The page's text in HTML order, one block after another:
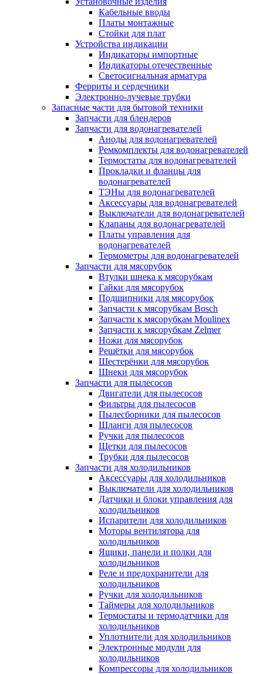
Кабельные вводы
Платы монтажные
Стойки для плат
Устройства индикации
Индикаторы импортные
Индикаторы отечественные
Светосигнальная арматура
Ферриты и сердечники
Электронно-лучевые трубки
Запасные части для бытовой техники
Запчасти для блендеров
Запчасти для водонагревателей
Аноды для водонагревателей
Ремкомплекты для водонагревателей
Термостаты для водонагревателей
Прокладки и фланцы для
водонагревателей
ТЭНы для водонагревателей
Аксессуары для водонагревателей
Выключатели для водонагревателей
Клапаны для водонагревателей
Платы управления для
водонагревателей
Термометры для водонагревателей
Запчасти для мясорубок
Втулки шнека к мясорубкам
Гайки для мясорубок
Подшипники для мясорубок
Запчасти к мясорубкам Bosch
Запчасти к мясорубкам Moulinex
Запчасти к мясорубкам Zelmer
Ножи для мясорубок
Решётки для мясорубок
Шестерёнки для мясорубок
Шнеки для мясорубок
Запчасти для пылесосов
Двигатели для пылесосов
Фильтры для пылесосов
Пылесборники для пылесосов
Шланги для пылесосов
Ручки для пылесосов
Щетки для пылесосов
Трубки для пылесосов
Запчасти для холодильников
Аксессуары для холодильников
Выключатели для холодильников
Датчики и блоки управления для
холодильников
Испарители для холодильников
Моторы вентилятора для
холодильников
Ящики, панели и полки для
холодильников
Реле и предохранители для
холодильников
Ручки для холодильников
Таймеры для холодильников
Термостаты и термодатчики для
холодильников
Уплотнители для холодильников
Электронные модули для
холодильников
Компрессоры для холодильников